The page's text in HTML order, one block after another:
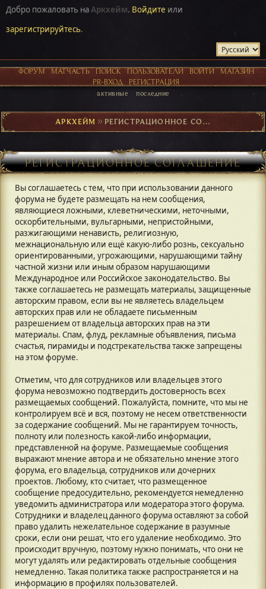
Добро пожаловать наАркхейм. Войдите или
зарегистрируйтесь.
ФОРУМ МАТЧАСТЬ ПОИСК ПОЛЬЗОВАТЕЛИ ВОЙТИ
МАГАЗИН
PR-ВХОД
РЕГИСТРАЦИЯ
активные последние
АРКХЕЙМ ► РЕГИСТРАЦИОННОЕ СОГЛАШЕНИЕ
РЕГИСТРАЦИОННОЕ СОГЛАШЕНИЕ
Вы соглашаетесь с тем, что при использовании данного
форума не будете размещать на нем сообщения,
являющиеся ложными, клеветническими, неточными,
оскорбительными, вульгарными, непристойными,
разжигающими ненависть, религиозную,
межнациональную или ещё какую-либо рознь, сексуально
ориентированными, угрожающими, нарушающими тайну
частной жизни или иным образом нарушающими
Международное или Российское законодательство. Вы
также соглашаетесь не размещать материалы, защищенные
авторским правом, если вы не являетесь владельцем
авторских прав или не обладаете письменным
разрешением от владельца авторских прав на эти
материалы. Спам, флуд, рекламные объявления, письма
счастья, пирамиды и подстрекательства также запрещены
на этом форуме.
Отметим, что для сотрудников или владельцев этого
форума невозможно подтвердить достоверность всех
размещаемых сообщений. Пожалуйста, помните, что мы не
контролируем всё и вся, поэтому не несем ответственности
за содержание сообщений. Мы не гарантируем точность,
полноту или полезность какой-либо информации,
представленной на форуме. Размещаемые сообщения
выражают мнение автора и не обязательно мнение этого
форума, его владельца, сотрудников или дочерних
проектов. Любому, кто считает, что размещенное
сообщение предосудительно, рекомендуется немедленно
уведомить администратора или модератора этого форума.
Сотрудники и владелец данного форума оставляют за собой
право удалить нежелательное содержание в разумные
сроки, если они решат, что его удаление необходимо. Это
происходит вручную, поэтому нужно понимать, что они не
могут удалять или редактировать отдельные сообщения
немедленно. Такая политика также распространяется и на
информацию в профилях пользователей.